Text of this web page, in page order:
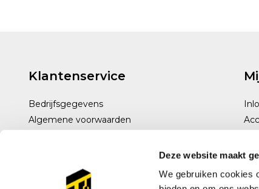
Deze website maakt
We gebruiken cookies
Klantenservice
Bedrijfsgegevens
Algemene voorwaarden
Betaalmethoden
Verzenden & retourneren